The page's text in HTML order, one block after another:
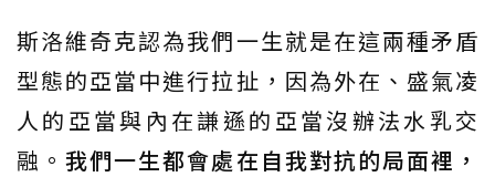
斯洛維奇克認為我們一生就是在這兩種矛盾
型態的亞當中進行拉扯，因為外在、盛氣凌
人的亞當與內在謙遜的亞當沒辦法水乳交
融。我們一生都會處在自我對抗的局面裡，